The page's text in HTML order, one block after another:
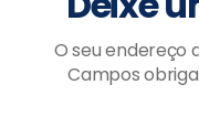
O seu endereço
Campos